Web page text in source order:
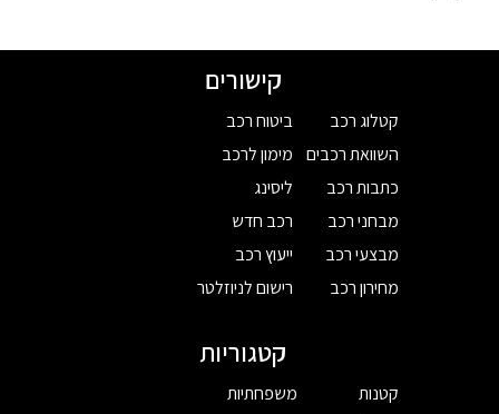
קישורים
קטלוג רכב
השוואת רכבים
כתבות רכב
מבחני רכב
מבצעי רכב
מחירון רכב
ביטוח רכב
מימון לרכב
ליסינג
רכב חדש
ייעוץ רכב
רישום לניוזלטר
קטגוריות
קטנות
משפחתיות